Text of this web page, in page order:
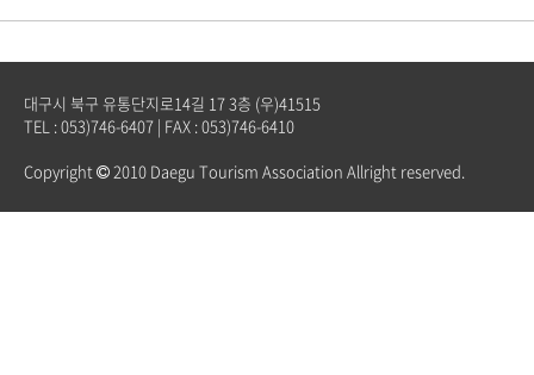
대구시 북구 유통단지로14길 17 3층 (우)41515
TEL : 053)746-6407 | FAX : 053)746-6410
Copyright
2010 Daegu Tourism Association Allright reserved.